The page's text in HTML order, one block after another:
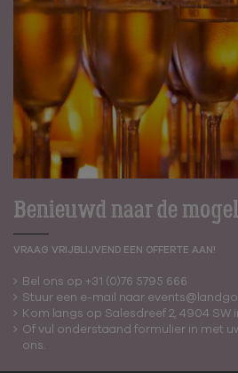
Benieuwd naar de
VRAAG VRIJBLIJVEND EEN OFFERTE AAN!
Bel ons op +31 (0)76 5795 666
Stuur een e-mail naar
Kom langs op Salesdreef 2, 4904 SW
Of vul onderstaand formulier in met
ons.